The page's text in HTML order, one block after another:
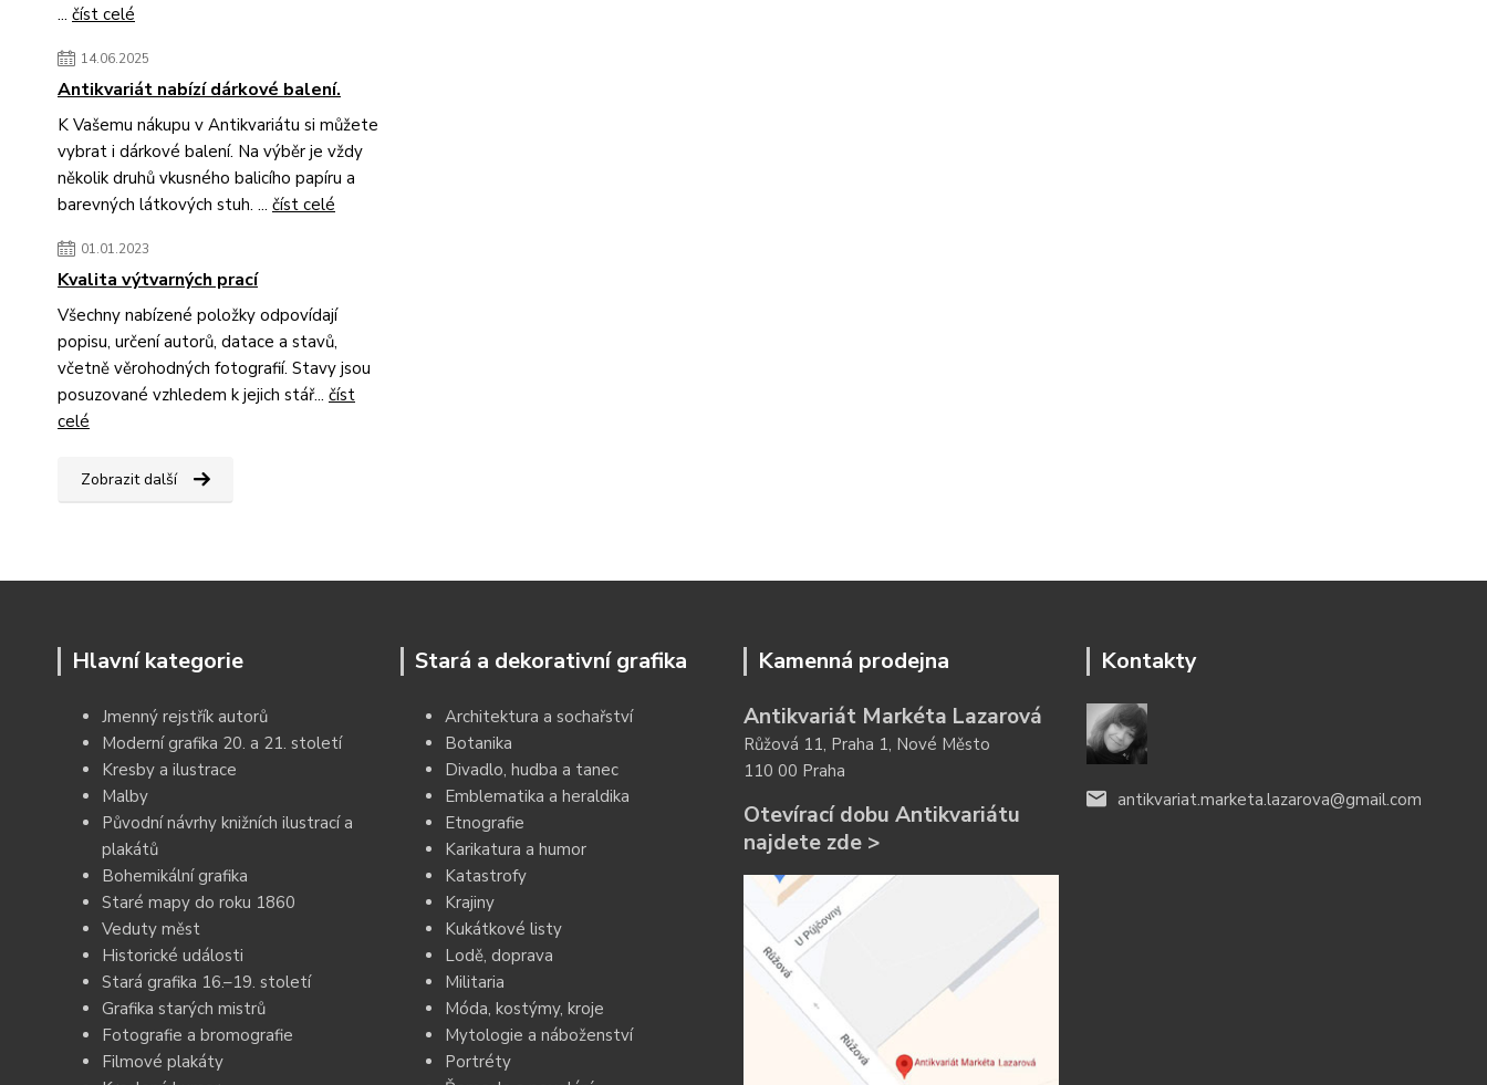
... číst celé
14.06.2025
Antikvariát nabízí dárkové balení.
K Vašemu nákupu v Antikvariátu si můžete
vybrat i dárkové balení. Na výběr je vždy
několik druhů vkusného balicího papíru a
barevných látkových stuh. ... číst celé
01.01.2023
Kvalita výtvarných prací
Všechny nabízené položky odpovídají
popisu, určení autorů, datace a stavů,
včetně věrohodných fotografií. Stavy jsou
posuzované vzhledem k jejich stář... číst
celé
Zobrazit další
Hlavní kategorie
Jmenný rejstřík autorů
Moderní grafika 20. a 21. století
Kresby a ilustrace
Malby
Původní návrhy knižních ilustrací a
plakátů
Bohemikální grafika
Staré mapy do roku 1860
Veduty měst
Historické události
Stará grafika 16.–19. století
Grafika starých mistrů
Fotografie a bromografie
Filmové plakáty
Stará a dekorativní grafika
Architektura a sochařství
Botanika
Divadlo, hudba a tanec
Emblematika a heraldika
Etnografie
Karikatura a humor
Katastrofy
Krajiny
Kukátkové listy
Lodě, doprava
Militaria
Móda, kostýmy, kroje
Mytologie a náboženství
Portréty
Kamenná prodejna
Antikvariát Markéta Lazarová
Růžová 11, Praha 1, Nové Město
110 00 Praha
Otevírací dobu Antikvariátu
najdete zde >
Kontakty
antikvariat.marketa.lazarova@gmail.com